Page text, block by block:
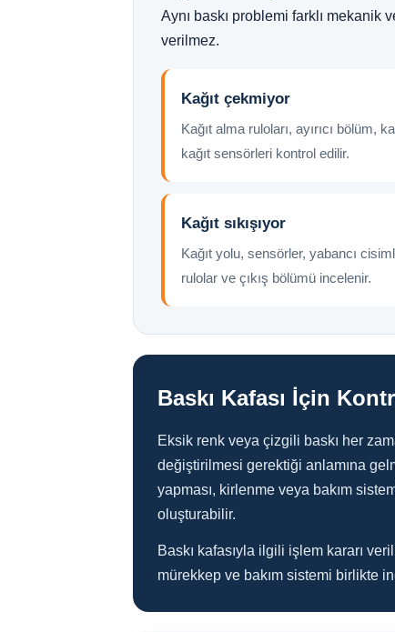
Aynı baskı problemi farklı
verilmez.
Kağıt çekmiyor
Kağıt alma ruloları, ayırıcı bölüm,
kağıt sensörleri kontrol edilir.
Kağıt sıkışıyor
Kağıt yolu, sensörler, yabancı
rulolar ve çıkış bölümü incelenir.
Baskı Kafası İçin
Eksik renk veya çizgili baskı her
değiştirilmesi gerektiği anlamına
yapması, kirlenme veya bakım
oluşturabilir.
Baskı kafasıyla ilgili işlem kararı
mürekkep ve bakım sistemi birlikte